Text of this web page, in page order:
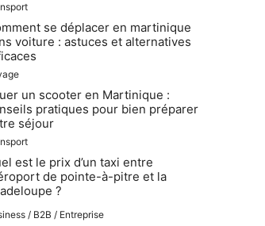
se déplacer en martinique
voiture : astuces et alternatives
un scooter en Martinique :
pratiques pour bien préparer
séjour
est le prix d’un taxi entre
de pointe-à-pitre et la
?
/ B2B / Entreprise